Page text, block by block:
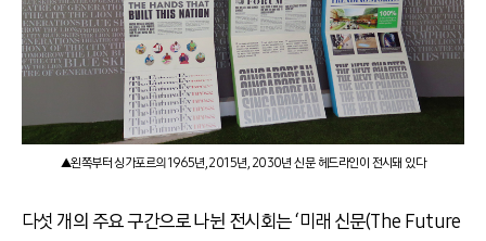
▲왼쪽부터 싱가포르의 1965년, 2015년, 2030년 신문 헤드라인이 전시돼 있다
다섯 개의 주요 구간으로 나뉜 전시회는 ‘미래 신문(The Future